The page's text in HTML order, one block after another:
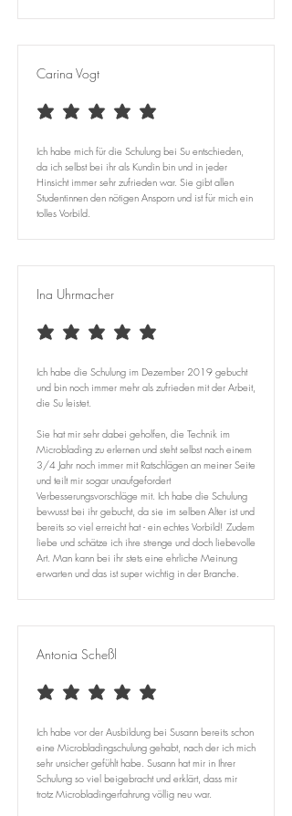
Carina Vogt
durchschnittliches Rating ist 5 von 5
Ich habe mich für die Schulung bei Su entschieden,
da ich selbst bei ihr als Kundin bin und in jeder
Hinsicht immer sehr zufrieden war. Sie gibt allen
Studentinnen den nötigen Ansporn und ist für mich ein
tolles Vorbild.
Ina Uhrmacher
durchschnittliches Rating ist 5 von 5
Ich habe die Schulung im Dezember 2019 gebucht
und bin noch immer mehr als zufrieden mit der Arbeit,
die Su leistet.
Sie hat mir sehr dabei geholfen, die Technik im
Microblading zu erlernen und steht selbst nach einem
3/4 Jahr noch immer mit Ratschlägen an meiner Seite
und teilt mir sogar unaufgefordert
Verbesserungsvorschläge mit. Ich habe die Schulung
bewusst bei ihr gebucht, da sie im selben Alter ist und
bereits so viel erreicht hat - ein echtes Vorbild! Zudem
liebe und schätze ich ihre strenge und doch liebevolle
Art. Man kann bei ihr stets eine ehrliche Meinung
erwarten und das ist super wichtig in der Branche.
Antonia Scheßl
durchschnittliches Rating ist 5 von 5
Ich habe vor der Ausbildung bei Susann bereits schon
eine Microbladingschulung gehabt, nach der ich mich
sehr unsicher gefühlt habe. Susann hat mir in Ihrer
Schulung so viel beigebracht und erklärt, dass mir
trotz Microbladingerfahrung völlig neu war. ​